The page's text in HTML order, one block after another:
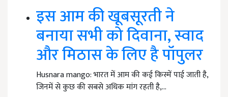
इस आम की खूबसूरती ने
बनाया सभी को दिवाना, स्वाद
और मिठास के लिए है पॉपुलर
Husnara mango: भारत में आम की कई किस्में पाई जाती है,
जिनमें से कुछ की सबसे अधिक मांग रहती है,…